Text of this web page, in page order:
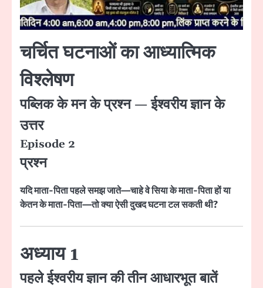
चर्चित घटनाओं का आध्यात्मिक
विश्लेषण
पब्लिक के मन के प्रश्न — ईश्वरीय ज्ञान के
उत्तर
Episode 2
प्रश्न
यदि माता-पिता पहले समझ जाते—चाहे वे सिया के माता-पिता हों या
केतन के माता-पिता—तो क्या ऐसी दुखद घटना टल सकती थी?
अध्याय 1
पहले ईश्वरीय ज्ञान की तीन आधारभूत बातें